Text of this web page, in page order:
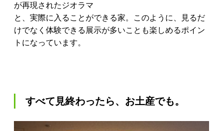
が再現されたジオラマ
と、実際に入ることができる家。このように、見るだ
けでなく体験できる展示が多いことも楽しめるポイン
トになっています。
すべて見終わったら、お土産でも。